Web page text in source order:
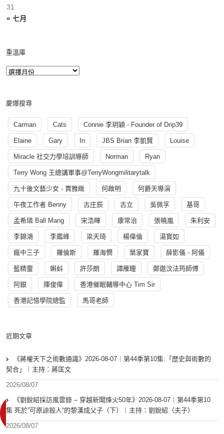
« 七月
31
重溫庫
慶爆搜尋
Carman Cats Connie 李玥穎 - Founder of Drip39
Elaine Gary In JBS Brian 李凱賢 Louise
Miracle 社交力學培訓導師 Norman Ryan
Terry Wong 王總講軍事@TerryWongmilitarytalk
九十後文藝少女 - 賈雅緻 何啟明 何爵天導演
午夜工作者 Benny 古庄辰 古立 吳佩孚 基哥
孟希璘 Ball Mang 宋浩暉 康常治 張曉嵐 朱利安
李錦鴻 李鑑峰 梁天琦 楊偉倫 湯寳如
瘋中三子 羅倫斯 羅海憫 葉家寶 薛影儀 - 阿儀
藍精靈 蝌蚪 許莎朗 譚雁瞳 鄭遨汶法筠師傅
阿銀 陳俊偉 香港催眠輔導中心 Tim Sir
香港記憶學院總監 馬哥老師
近期文章
《蔣權天下之術數通識》2026-08-07︱第44季第10集:「歴史與術數的
契合」｜主持：蔣匡文
2026/08/07
《劉銳紹採訪風雲錄 – 穿越新聞烽火50年》2026-08-07︱第44季第10
集 死於”可原諒殺人“的黎漢成父子（下）︱主持：劉銳紹（夫子）
2026/08/07